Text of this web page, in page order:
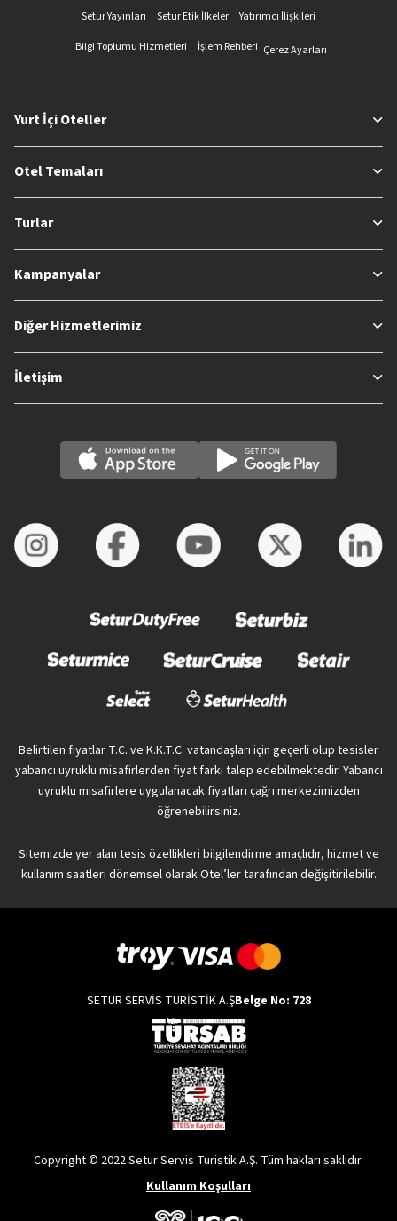
Setur Yayınları
Setur Etik İlkeler
Yatırımcı İlişkileri
Bilgi Toplumu Hizmetleri
İşlem Rehberi Çerez Ayarları
Yurt İçi Oteller
Otel Temaları
Turlar
Kampanyalar
Diğer Hizmetlerimiz
İletişim
Belirtilen fiyatlar T.C. ve K.K.T.C. vatandaşları için geçerli olup tesisler
yabancı uyruklu misafirlerden fiyat farkı talep edebilmektedir. Yabancı
uyruklu misafirlere uygulanacak fiyatları çağrı merkezimizden
öğrenebilirsiniz.
Sitemizde yer alan tesis özellikleri bilgilendirme amaçlıdır, hizmet ve
kullanım saatleri dönemsel olarak Otel’ler tarafından değişitirilebilir.
SETUR SERVİS TURİSTİK A.ŞBelge No: 728
Copyright © 2022 Setur Servis Turistik A.Ş. Tüm hakları saklıdır.
Kullanım Koşulları